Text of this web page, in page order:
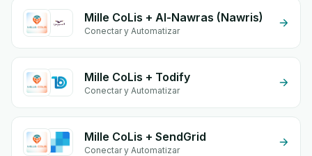
Mille CoLis + Al-Nawras (Nawris)
Conectar y Automatizar
Mille CoLis + Todify
Conectar y Automatizar
Mille CoLis + SendGrid
Conectar y Automatizar